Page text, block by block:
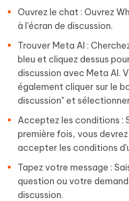
Ouvrez le chat : Ouvrez
à l'écran de discussion.
Trouver Meta AI :
bleu et cliquez dessus
discussion avec Meta AI.
également cliquer sur le
discussion" et
Acceptez les conditions :
première fois, vous
accepter les conditions
Tapez votre message :
question ou votre
discussion.